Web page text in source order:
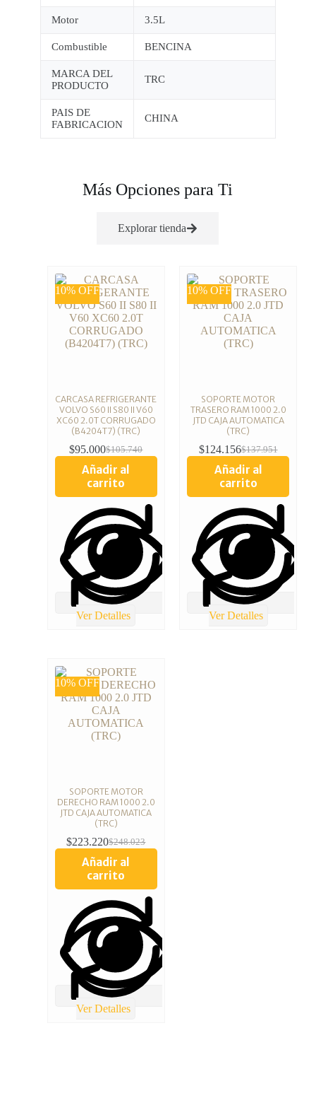
Motor 3.5L
Combustible BENCINA
MARCA DEL
PRODUCTO
TRC
PAIS DE
FABRICACION
CHINA
Más Opciones para Ti
Explorar tienda
10% OFF
CARCASA REFRIGERANTE
VOLVO S60 II S80 II V60
XC60 2.0T CORRUGADO
(B4204T7) (TRC)
$105.740
$95.000
Añadir al
carrito
Ver Detalles
10% OFF
SOPORTE MOTOR
TRASERO RAM 1000 2.0
JTD CAJA AUTOMATICA
(TRC)
$137.951
$124.156
Añadir al
carrito
Ver Detalles
10% OFF
SOPORTE MOTOR
DERECHO RAM 1000 2.0
JTD CAJA AUTOMATICA
(TRC)
$248.023
$223.220
Añadir al
carrito
Ver Detalles